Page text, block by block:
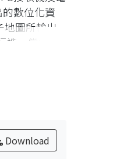
數位化資
圖所輸出
，常遇到
時，本文
論文在已
對傳統的定
下，能使
藉由此角度
測量，實現
固定跑道的
Download